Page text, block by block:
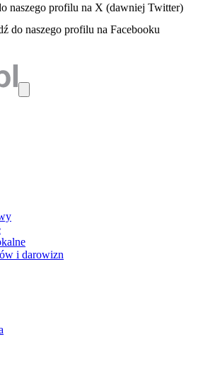
karcie
naszego profilu na X (dawniej Twitter)
się w nowej karcie
do naszego profilu na Facebooku
i darowizn